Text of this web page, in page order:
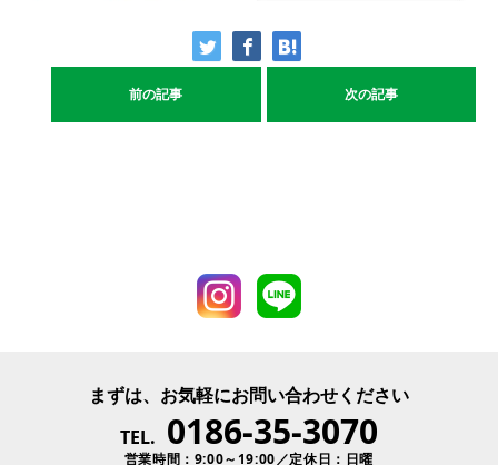
前の記事 次の記事
まずは、お気軽にお問い合わせください
TEL. 0186-35-3070
営業時間：9:00～19:00／定休日：日曜